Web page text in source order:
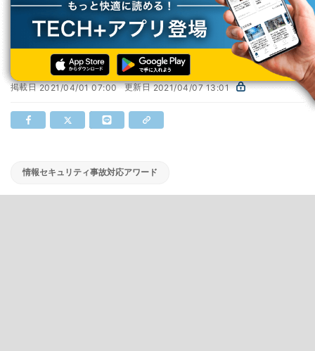
TECH+ 企業IT
セキュリティ
【第6回】情報セキュリティ事故対応アワード
【第6回】情報セキュリティ事故対応アワード
掲載日2021/04/01 07:00 更新日2021/04/07 13:01
情報セキュリティ事故対応アワード